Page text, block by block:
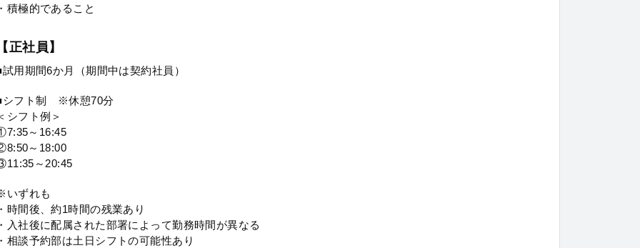
積極的であること
正社員】
試用期間6か月（期間中は契約社員）
シフト制 ※休憩70分
シフト例＞
～16:45
～18:00
～20:45
いずれも
時間後、約1時間の残業あり
入社後に配属された部署によって勤務時間が異なる
相談予約部は土日シフトの可能性あり